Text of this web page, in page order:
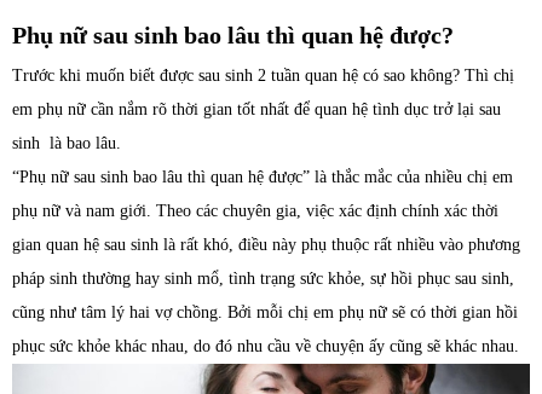
Phụ nữ sau sinh bao lâu thì quan hệ được?
Trước khi muốn biết được sau sinh 2 tuần quan hệ có sao không? Thì chị
em phụ nữ cần nắm rõ thời gian tốt nhất để quan hệ tình dục trở lại sau
sinh là bao lâu.
“Phụ nữ sau sinh bao lâu thì quan hệ được” là thắc mắc của nhiều chị em
phụ nữ và nam giới. Theo các chuyên gia, việc xác định chính xác thời
gian quan hệ sau sinh là rất khó, điều này phụ thuộc rất nhiều vào phương
pháp sinh thường hay sinh mổ, tình trạng sức khỏe, sự hồi phục sau sinh,
cũng như tâm lý hai vợ chồng. Bởi mỗi chị em phụ nữ sẽ có thời gian hồi
phục sức khỏe khác nhau, do đó nhu cầu về chuyện ấy cũng sẽ khác nhau.